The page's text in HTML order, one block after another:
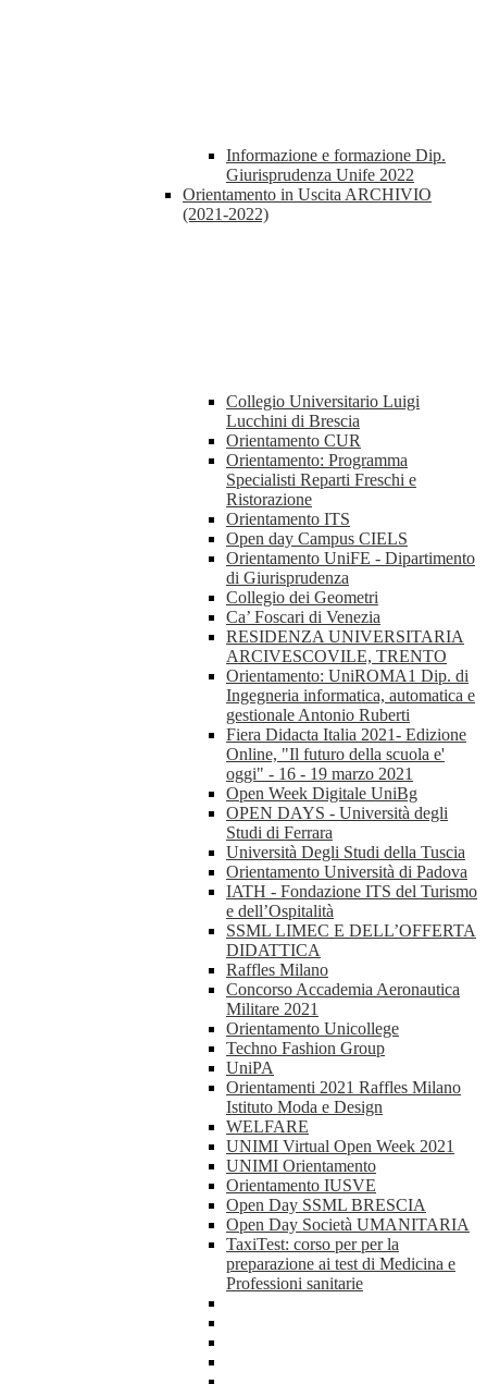
Informazione e formazione Dip.
Giurisprudenza Unife 2022
Orientamento in Uscita ARCHIVIO
(2021-2022)
Collegio Universitario Luigi
Lucchini di Brescia
Orientamento CUR
Orientamento: Programma
Specialisti Reparti Freschi e
Ristorazione
Orientamento ITS
Open day Campus CIELS
Orientamento UniFE - Dipartimento
di Giurisprudenza
Collegio dei Geometri
Ca’ Foscari di Venezia
RESIDENZA UNIVERSITARIA
ARCIVESCOVILE, TRENTO
Orientamento: UniROMA1 Dip. di
Ingegneria informatica, automatica e
gestionale Antonio Ruberti
Fiera Didacta Italia 2021- Edizione
Online, "Il futuro della scuola e'
oggi" - 16 - 19 marzo 2021
Open Week Digitale UniBg
OPEN DAYS - Università degli
Studi di Ferrara
Università Degli Studi della Tuscia
Orientamento Università di Padova
IATH - Fondazione ITS del Turismo
e dell’Ospitalità
SSML LIMEC E DELL’OFFERTA
DIDATTICA
Raffles Milano
Concorso Accademia Aeronautica
Militare 2021
Orientamento Unicollege
Techno Fashion Group
UniPA
Orientamenti 2021 Raffles Milano
Istituto Moda e Design
WELFARE
UNIMI Virtual Open Week 2021
UNIMI Orientamento
Orientamento IUSVE
Open Day SSML BRESCIA
Open Day Società UMANITARIA
TaxiTest: corso per per la
preparazione ai test di Medicina e
Professioni sanitarie